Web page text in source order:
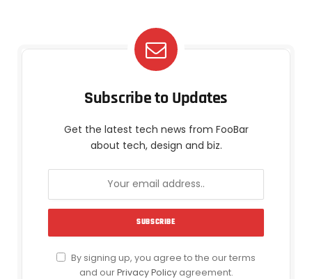
Subscribe to Updates
Get the latest tech news from FooBar
about tech, design and biz.
By signing up, you agree to the our terms
and ourPrivacy Policyagreement.